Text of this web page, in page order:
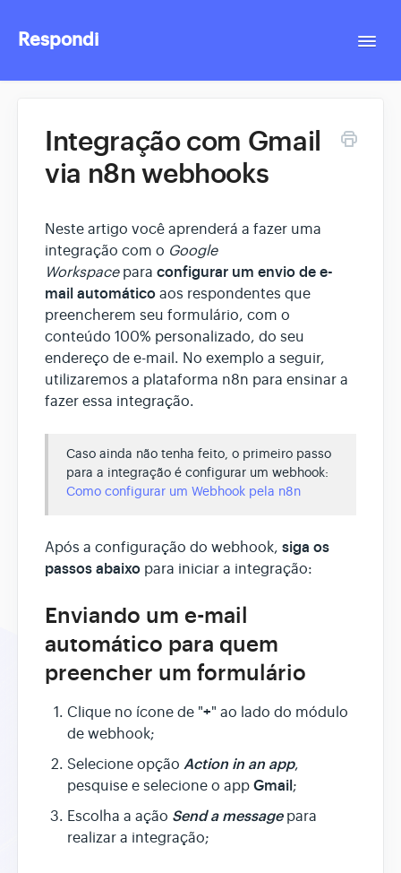
Respondi
Integração com Gmail
via n8n webhooks
Neste artigo você aprenderá a fazer uma
integração com o Google
Workspacepara configurar um envio de e-
mail automático aos respondentes que
preencherem seu formulário, com o
conteúdo 100% personalizado, do seu
endereço de e-mail. No exemplo a seguir,
utilizaremos a plataforma n8n para ensinar a
fazer essa integração.
Caso ainda não tenha feito, o primeiro passo
para a integração é configurar um webhook:
Como configurar um Webhook pela n8n
Após a configuração do webhook, siga os
passos abaixo para iniciar a integração:
Enviando um e-mail
automático para quem
preencher um formulário
Clique no ícone de "+" ao lado do módulo
de webhook;
Selecione opção Action in an app,
pesquise e selecione o app Gmail;
Escolha a ação Send a messagepara
realizar a integração;